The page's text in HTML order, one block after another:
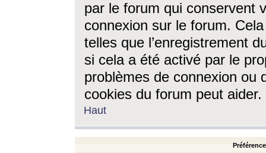
par le forum qui conservent
connexion sur le forum.
telles que l’enregistrement
si cela a été activé par le
problèmes de connexion ou
cookies du forum peut aider.
Haut